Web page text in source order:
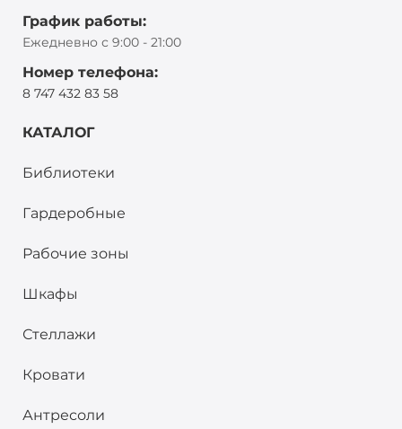
График работы:
Ежедневно с 9:00 - 21:00
Номер телефона:
8 747 432 83 58
КАТАЛОГ
Библиотеки
Гардеробные
Рабочие зоны
Шкафы
Стеллажи
Кровати
Антресоли